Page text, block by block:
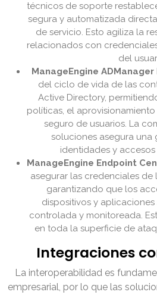
técnicos de soporte
segura y automatizada
de servicio. Esto agiliza la
relacionados con
del
ManageEngine ADManager
del ciclo de vida de las
Active Directory,
políticas, el
seguro de usuarios. La
soluciones asegura una
identidades y
ManageEngine Endpoint
asegurar las credenciales
garantizando que los
dispositivos y
controlada y monitoreada.
en toda la superficie de
Integraciones
La interoperabilidad es
empresarial, por lo que las